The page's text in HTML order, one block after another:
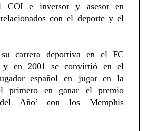
COI e inversor y asesor en
con el deporte y el
su carrera deportiva en el FC
y en 2001 se convirtió en el
español en jugar en la
primero en ganar el premio
Año’ con los Memphis